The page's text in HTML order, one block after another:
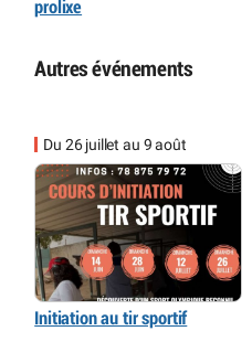
prolixe
Autres événements
Du 26 juillet au 9 août
Initiation au tir sportif